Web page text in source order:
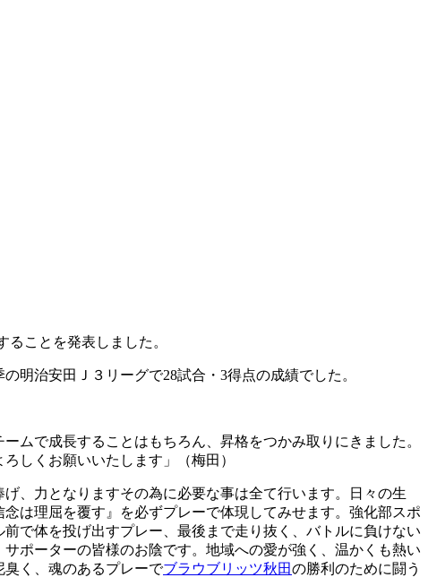
ることを発表しました。
明治安田Ｊ３リーグで28試合・3得点の成績でした。
ムで成長することはもちろん、昇格をつかみ取りにきました。
しくお願いいたします」（梅田）
げ、力となりますその為に必要な事は全て行います。日々の生
は理屈を覆す』を必ずプレーで体現してみせます。強化部スポ
前で体を投げ出すプレー、最後まで走り抜く、バトルに負けない
ポーターの皆様のお陰です。地域への愛が強く、温かくも熱い
く、魂のあるプレーでブラウブリッツ秋田の勝利のために闘う